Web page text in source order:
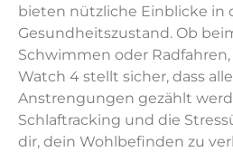
bieten nützliche Einblicke in
Gesundheitszustand. Ob
Schwimmen oder
Watch 4 stellt sicher, dass
Anstrengungen gezählt
Schlaftracking und die
dir, dein Wohlbefinden zu